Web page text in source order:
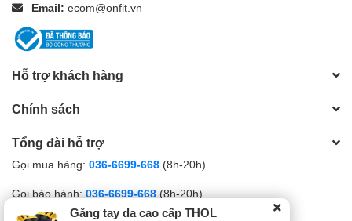
Email: ecom@onfit.vn
Hỗ trợ khách hàng
Chính sách
Tổng đài hỗ trợ
Gọi mua hàng: 036-6699-668 (8h-20h)
Gọi bảo hành: 036-6699-668 (8h-20h)
Găng tay da cao cấp THOL